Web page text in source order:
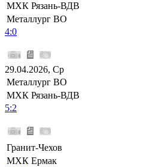
МХК Рязань-ВДВ
Металлург ВО
4:0
29.04.2026, Ср
Металлург ВО
МХК Рязань-ВДВ
5:2
Гранит-Чехов
МХК Ермак